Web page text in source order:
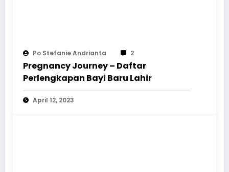
Po Stefanie Andrianta 2
Pregnancy Journey – Daftar
Perlengkapan Bayi Baru Lahir
April 12, 2023